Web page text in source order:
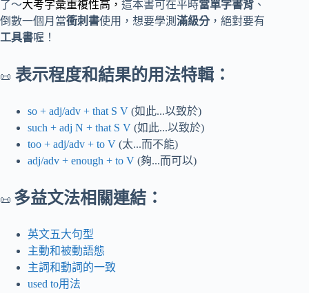
了～大考字彙重複性高， 這本書可在平時當單字書背 、
倒數一個月當衝刺書使用，想要學測 滿級分，絕對要有
工具書喔！
📜 表示程度和結果的用法特輯：
so + adj/adv + that S V (如此...以致於)
such + adj N + that S V (如此...以致於)
too + adj/adv + to V (太...而不能)
adj/adv + enough + to V (夠...而可以)
📜 多益文法相關連結：
英文五大句型
主動和被動語態
主詞和動詞的一致
used to用法